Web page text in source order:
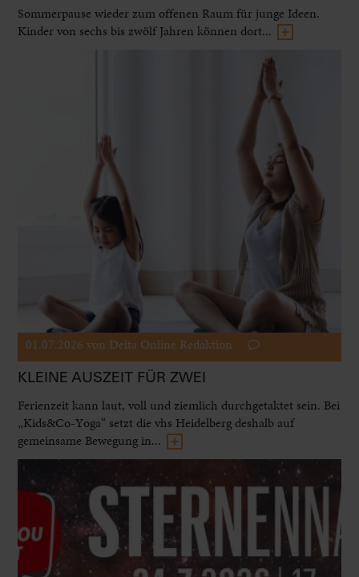
Sommerpause wieder zum offenen Raum für junge Ideen.
Kinder von sechs bis zwölf Jahren können dort...
01.07.2026 von Delta Online Redaktion
KLEINE AUSZEIT FÜR ZWEI
Ferienzeit kann laut, voll und ziemlich durchgetaktet sein. Bei
„Kids&Co-Yoga“ setzt die vhs Heidelberg deshalb auf
gemeinsame Bewegung in...